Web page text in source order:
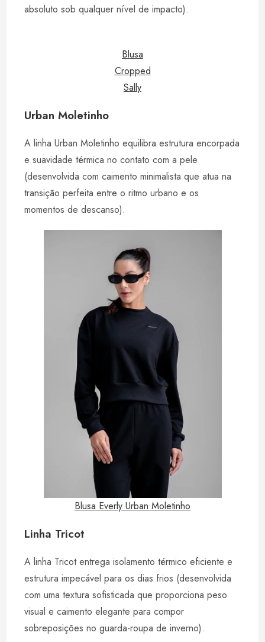
absoluto sob qualquer nível de impacto).
Blusa
Cropped
Sally
Urban Moletinho
A linha Urban Moletinho equilibra estrutura encorpada
e suavidade térmica no contato com a pele
(desenvolvida com caimento minimalista que atua na
transição perfeita entre o ritmo urbano e os
momentos de descanso).
Blusa Everly Urban Moletinho
Linha Tricot
A linha Tricot entrega isolamento térmico eficiente e
estrutura impecável para os dias frios (desenvolvida
com uma textura sofisticada que proporciona peso
visual e caimento elegante para compor
sobreposições no guarda-roupa de inverno).